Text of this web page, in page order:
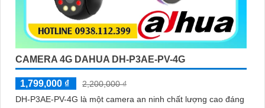
CAMERA 4G DAHUA DH-P3AE-PV-4G
1,799,000 ₫
2,200,000 ₫
DH-P3AE-PV-4G là một camera an ninh chất lượng cao đáng